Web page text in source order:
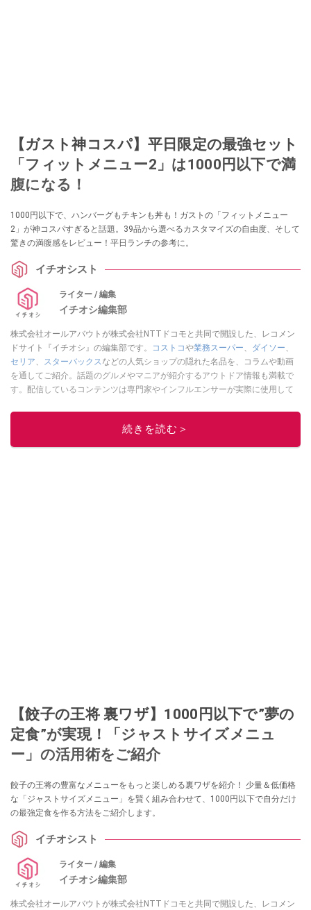
【ガスト神コスパ】平日限定の最強セット
「フィットメニュー2」は1000円以下で満
腹になる！
1000円以下で、ハンバーグもチキンも丼も！ガストの「フィットメニュー
2」が神コスパすぎると話題。39品から選べるカスタマイズの自由度、そして
驚きの満腹感をレビュー！平日ランチの参考に。
イチオシスト
ライター / 編集
イチオシ編集部
株式会社オールアバウトが株式会社NTTドコモと共同で開設した、レコメン
ドサイト『イチオシ』の編集部です。
コストコや業務スーパー、 ダイソー、
セリア、 スターバックスなどの人気ショップの隠れた名品を、コラムや動画
を通してご紹介。話題のグルメやマニアが紹介するアウトドア情報も満載で
す。配信しているコンテンツは専門家やインフルエンサーが実際に使用して
ニュースでフォロー
続きを読む＞
【餃子の王将 裏ワザ】1000円以下で”夢の
定食”が実現！「ジャストサイズメニュ
ー」の活用術をご紹介
餃子の王将の豊富なメニューをもっと楽しめる裏ワザを紹介！ 少量＆低価格
な「ジャストサイズメニュー」を賢く組み合わせて、1000円以下で自分だけ
の最強定食を作る方法をご紹介します。
イチオシスト
ライター / 編集
イチオシ編集部
株式会社オールアバウトが株式会社NTTドコモと共同で開設した、レコメン